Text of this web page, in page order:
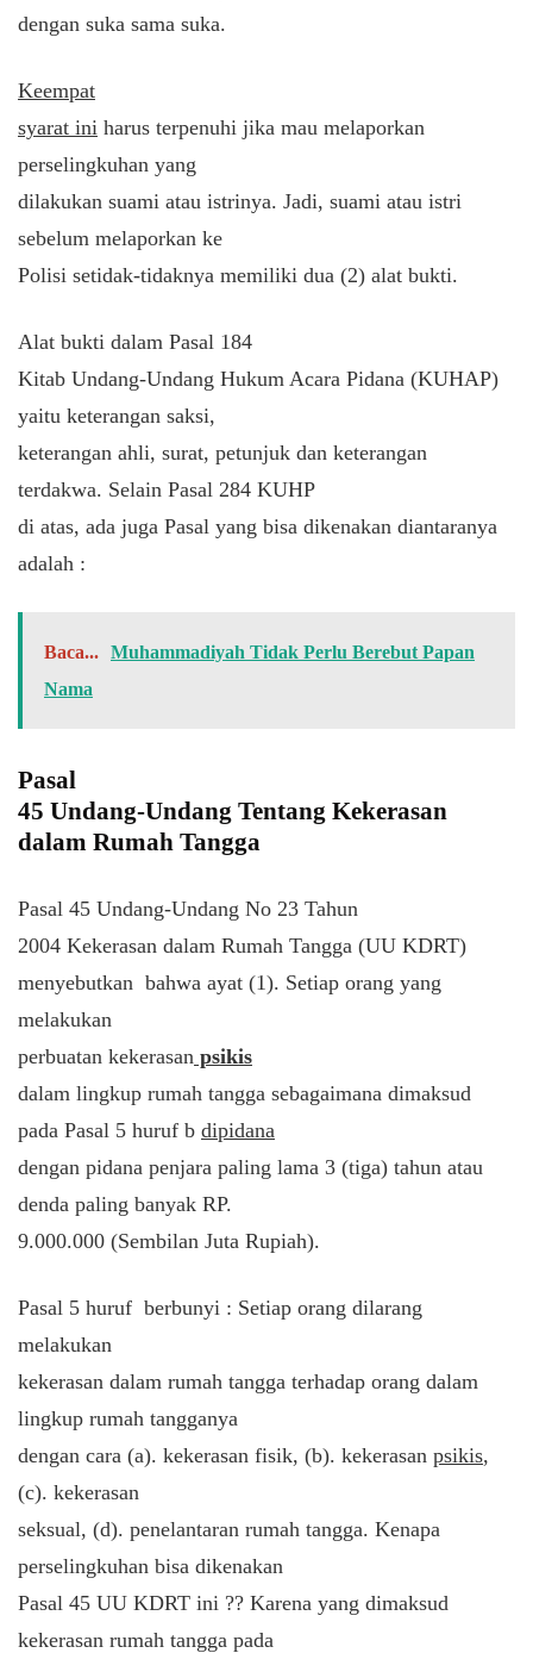
dengan suka sama suka.
Keempat
syarat ini harus terpenuhi jika mau melaporkan
perselingkuhan yang
dilakukan suami atau istrinya. Jadi, suami atau istri
sebelum melaporkan ke
Polisi setidak-tidaknya memiliki dua (2) alat bukti.
Alat bukti dalam Pasal 184
Kitab Undang-Undang Hukum Acara Pidana (KUHAP)
yaitu keterangan saksi,
keterangan ahli, surat, petunjuk dan keterangan
terdakwa. Selain Pasal 284 KUHP
di atas, ada juga Pasal yang bisa dikenakan diantaranya
adalah :
Baca... Muhammadiyah Tidak Perlu Berebut Papan
Nama
Pasal
45 Undang-Undang Tentang Kekerasan
dalam Rumah Tangga
Pasal 45 Undang-Undang No 23 Tahun
2004 Kekerasan dalam Rumah Tangga (UU KDRT)
menyebutkan bahwa ayat (1). Setiap orang yang
melakukan
perbuatan kekerasan psikis
dalam lingkup rumah tangga sebagaimana dimaksud
pada Pasal 5 huruf b dipidana
dengan pidana penjara paling lama 3 (tiga) tahun atau
denda paling banyak RP.
9.000.000 (Sembilan Juta Rupiah).
Pasal 5 huruf berbunyi : Setiap orang dilarang
melakukan
kekerasan dalam rumah tangga terhadap orang dalam
lingkup rumah tangganya
dengan cara (a). kekerasan fisik, (b). kekerasan psikis,
(c). kekerasan
seksual, (d). penelantaran rumah tangga. Kenapa
perselingkuhan bisa dikenakan
Pasal 45 UU KDRT ini ?? Karena yang dimaksud
kekerasan rumah tangga pada